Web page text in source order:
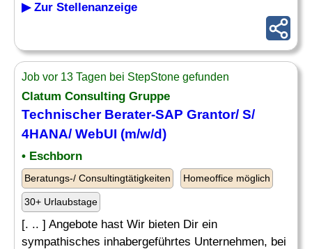
▶ Zur Stellenanzeige
Job vor 13 Tagen bei StepStone gefunden
Clatum Consulting Gruppe
Technischer Berater-SAP Grantor/ S/
4HANA/ WebUI (m/w/d)
• Eschborn
Beratungs-/ Consultingtätigkeiten Homeoffice möglich
30+ Urlaubstage
[. .. ] Angebote hast Wir bieten Dir ein
sympathisches inhabergeführtes Unternehmen, bei